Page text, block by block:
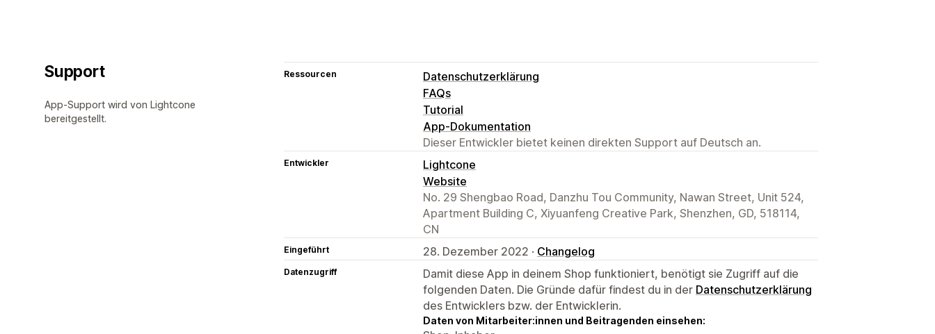
Support
App-Support wird von Lightcone
bereitgestellt.
Ressourcen
Datenschutzerklärung
FAQs
Tutorial
App-Dokumentation
Dieser Entwickler bietet keinen direkten Support auf Deutsch an.
Entwickler
Lightcone
Website
No. 29 Shengbao Road, Danzhu Tou Community, Nawan Street, Unit 524,
Apartment Building C, Xiyuanfeng Creative Park, Shenzhen, GD, 518114,
CN
Eingeführt 28. Dezember 2022 · Changelog
Datenzugriff
Damit diese App in deinem Shop funktioniert, benötigt sie Zugriff auf die
folgenden Daten. Die Gründe dafür findest du in der Datenschutzerklärung
des Entwicklers bzw. der Entwicklerin.
Daten von Mitarbeiter:innen und Beitragenden einsehen: